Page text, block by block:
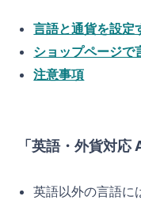
言語と通貨を設定
ショップページで
注意事項
「英語・外貨対応
英語以外の言語に